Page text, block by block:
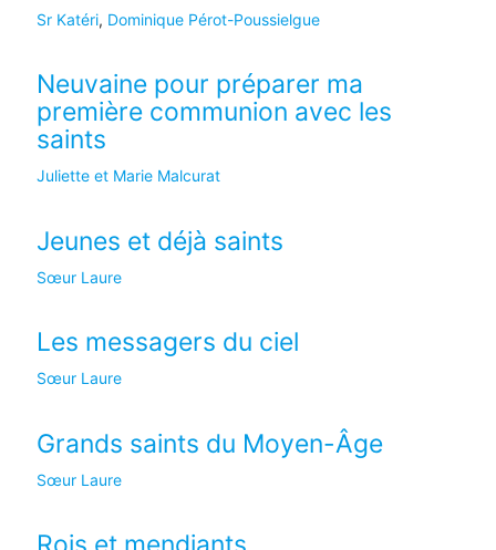
Sr Katéri, Dominique Pérot-Poussielgue
Neuvaine pour préparer ma
première communion avec les
saints
Juliette et Marie Malcurat
Jeunes et déjà saints
Sœur Laure
Les messagers du ciel
Sœur Laure
Grands saints du Moyen-Âge
Sœur Laure